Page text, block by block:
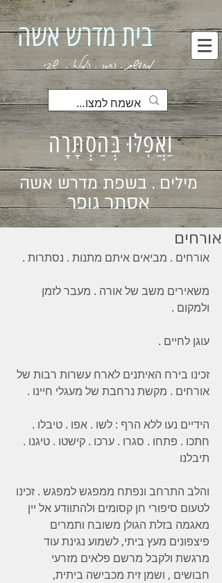
בית מדרש אשה
מחדשת . החסר . המלא . שבי
וַאֲפִלּוּ בְּהַסְתָּרָה
מילים . בשפת מדרש אשה
אסתר גופר
אורחים
אורחים . מביאים איתם מתנות . נסתרות .
משאירים משב של אורה . מעבר לזמן
ולמקום .
עוגן לחיים .
זכינו בירח האיתנים לארח עשרות רבות של
אורחים . מקשת נרחבת של מעגלי חיינו .
הידיים נעו ללא הרף : לשו . אפו . טיבלו .
חתכו . פתחו . סגרו . ערכו . קישטו . טיגנו .
תיבלנו
והלב התרחב ונפתח ממפגש למפגש . זכינו
לטעום סיפורי חן קסומים ולהתוודע אל יין
מאגמה בזלת הגולן משובח ותמרים
פיצפונים מעץ ביתי, לשמוע נגינת עוד
מרגשת ולקבל מרשם פלאים מזרעי
חבושים , ושמן זית מכבישה ביתית,